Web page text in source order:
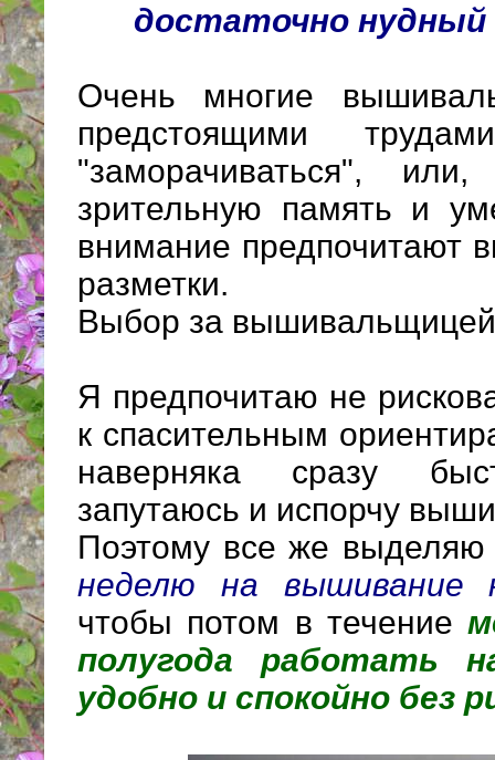
достаточно нудный
Очень многие
предстоящими
"заморачиваться",
зрительную память и
внимание предпочитают
разметки.
Выбор за
Я предпочитаю не
к спасительным
наверняка сразу
запутаюсь и испорчу
Поэтому все же
неделю на вышивание
чтобы потом в течение
полугода работать
удобно и спокойно без